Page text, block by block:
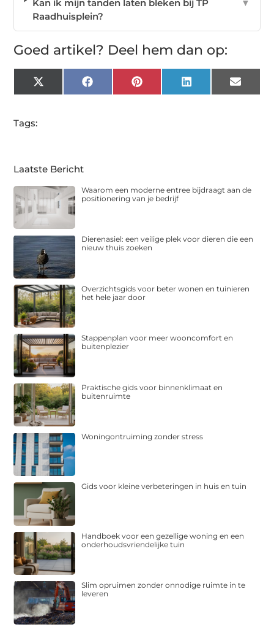
Kan ik mijn tanden laten bleken bij TP
Raadhuisplein?
▼
Goed artikel? Deel hem dan op:
X
(Twitter)
FacebookPinterest LinkedIn Email
Tags:
Laatste Bericht
Waarom een moderne entree bijdraagt aan de
positionering van je bedrijf
Dierenasiel: een veilige plek voor dieren die een
nieuw thuis zoeken
Overzichtsgids voor beter wonen en tuinieren
het hele jaar door
Stappenplan voor meer wooncomfort en
buitenplezier
Praktische gids voor binnenklimaat en
buitenruimte
Woningontruiming zonder stress
Gids voor kleine verbeteringen in huis en tuin
Handboek voor een gezellige woning en een
onderhoudsvriendelijke tuin
Slim opruimen zonder onnodige ruimte in te
leveren